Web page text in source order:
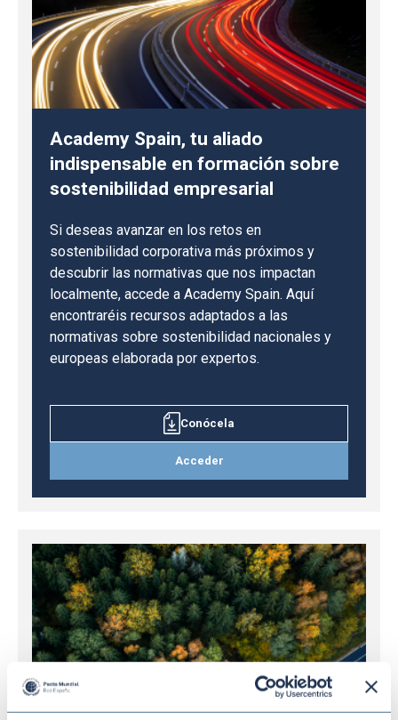
Academy Spain, tu aliado
indispensable en formación sobre
sostenibilidad empresarial
Si deseas avanzar en los retos en
sostenibilidad corporativa más próximos y
descubrir las normativas que nos impactan
localmente, accede a Academy Spain. Aquí
encontraréis recursos adaptados a las
normativas sobre sostenibilidad nacionales y
europeas elaborada por expertos.
Conócela
Acceder